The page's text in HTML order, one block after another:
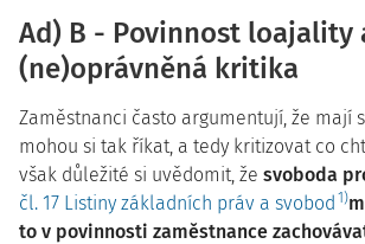
Ad) B - Povinnost loajality
(ne)oprávněná kritika
Zaměstnanci často argumentují, že mají
mohou si tak říkat, a tedy kritizovat co
však důležité si uvědomit, že svoboda
čl. 17 Listiny základních práv a svobod 1)
to v povinnosti zaměstnance